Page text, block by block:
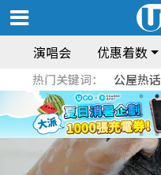
演唱会 优惠着数
热门关键词： 公屋热话